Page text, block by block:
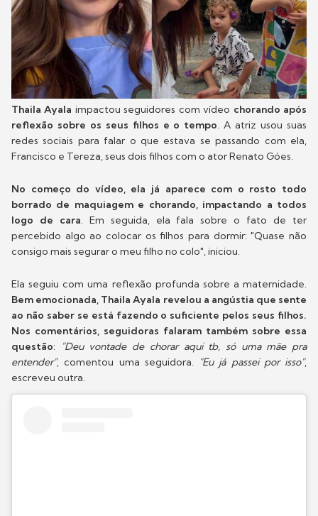
Thaila Ayala impactou seguidores com vídeo chorando após
reflexão sobre os seus filhos e o tempo. A atriz usou suas
redes sociais para falar o que estava se passando com ela,
Francisco e Tereza, seus dois filhos com o ator Renato Góes.
No começo do vídeo, ela já aparece com o rosto todo
borrado de maquiagem e chorando, impactando a todos
logo de cara. Em seguida, ela fala sobre o fato de ter
percebido algo ao colocar os filhos para dormir: "Quase não
consigo mais segurar o meu filho no colo", iniciou.
Ela seguiu com uma reflexão profunda sobre a maternidade.
Bem emocionada, Thaila Ayala revelou a angústia que sente
ao não saber se está fazendo o suficiente pelos seus filhos.
Nos comentários, seguidoras falaram também sobre essa
questão:
"Deu vontade de chorar aqui tb, só uma mãe pra
entender", comentou uma seguidora. "Eu já passei por isso",
escreveu outra.